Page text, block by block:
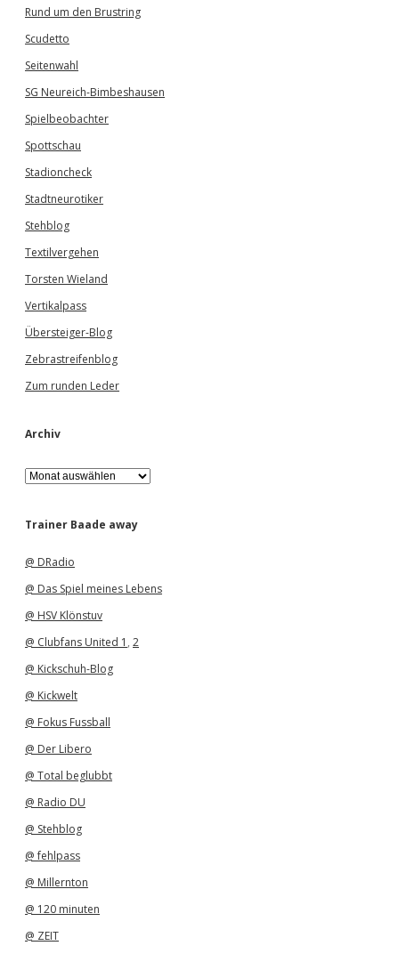
Rund um den Brustring
Scudetto
Seitenwahl
SG Neureich-Bimbeshausen
Spielbeobachter
Spottschau
Stadioncheck
Stadtneurotiker
Stehblog
Textilvergehen
Torsten Wieland
Vertikalpass
Übersteiger-Blog
Zebrastreifenblog
Zum runden Leder
Archiv
A
r
h
Trainer Baade away
@ DRadio
@ Das Spiel meines Lebens
@ HSV Klönstuv
@ Clubfans United 1 , 2
@ Kickschuh-Blog
@ Kickwelt
@ Fokus Fussball
@ Der Libero
@ Total beglubbt
@ Radio DU
@ Stehblog
@ fehlpass
@ Millernton
@ 120 minuten
@ ZEIT